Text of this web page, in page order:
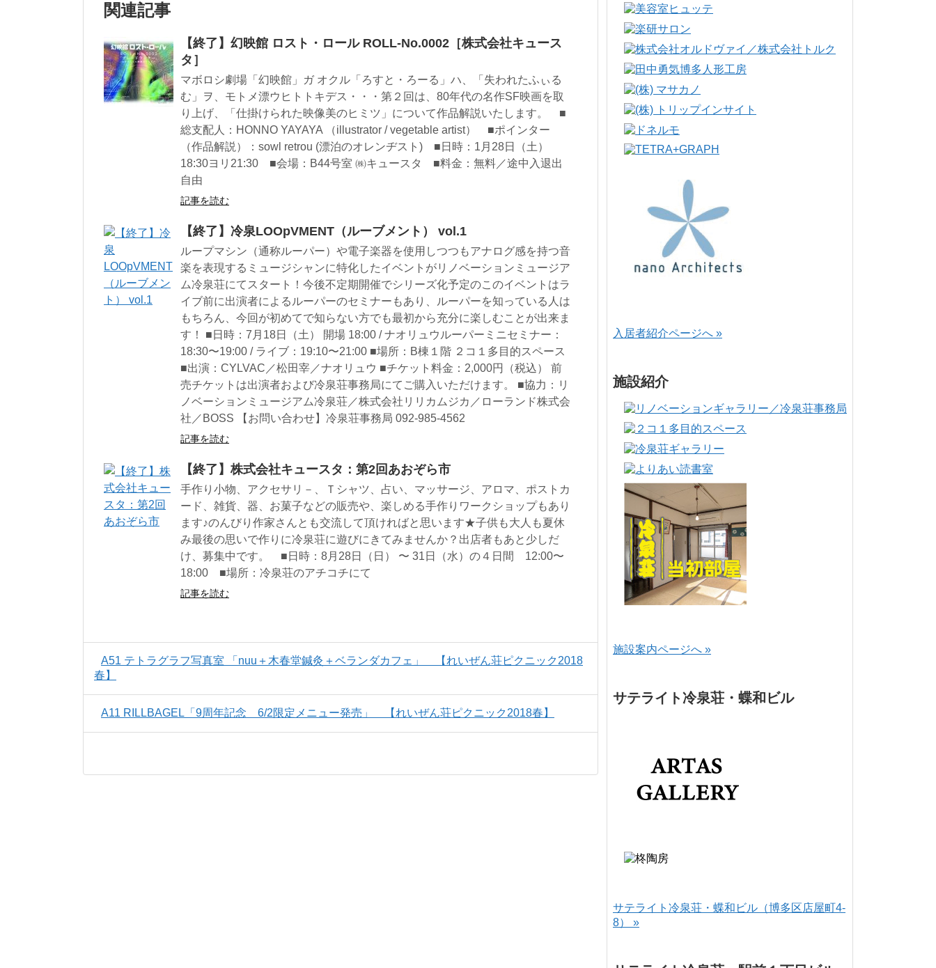
関連記事
【終了】幻映館 ロスト・ロール ROLL-No.0002［株式会社キュース
タ］
マボロシ劇場「幻映館」ガ オクル「ろすと・ろーる」ハ、「失われたふぃる
む」ヲ、モトメ漂ウヒトトキデス・・・第２回は、80年代の名作SF映画を取
り上げ、「仕掛けられた映像美のヒミツ」について作品解説いたします。 ■
総支配人：HONNO YAYAYA （illustrator / vegetable artist） ■ポインター
（作品解説）：sowl retrou (漂泊のオレンヂスト) ■日時：1月28日（土）
18:30ヨリ21:30 ■会場：B44号室 ㈱キュースタ ■料金：無料／途中入退出
自由
記事を読む
【終了】冷泉LOOpVMENT（ルーブメント） vol.1
ループマシン（通称ルーパー）や電子楽器を使用しつつもアナログ感を持つ音
楽を表現するミュージシャンに特化したイベントがリノベーションミュージア
ム冷泉荘にてスタート！今後不定期開催でシリーズ化予定のこのイベントはラ
イブ前に出演者によるルーパーのセミナーもあり、ルーパーを知っている人は
もちろん、今回が初めてで知らない方でも最初から充分に楽しむことが出来ま
す！ ■日時：7月18日（土） 開場 18:00 / ナオリュウルーパーミニセミナー：
18:30〜19:00 / ライブ：19:10〜21:00 ■場所：B棟１階 ２コ１多目的スペース
■出演：CYLVAC／松田宰／ナオリュウ ■チケット料金：2,000円（税込） 前
売チケットは出演者および冷泉荘事務局にてご購入いただけます。 ■協力：リ
ノベーションミュージアム冷泉荘／株式会社リリカムジカ／ローランド株式会
社／BOSS 【お問い合わせ】冷泉荘事務局 092-985-4562
記事を読む
【終了】株式会社キュースタ：第2回あおぞら市
手作り小物、アクセサリ－、Ｔシャツ、占い、マッサージ、アロマ、ポストカ
ード、雑貨、器、お菓子などの販売や、楽しめる手作りワークショップもあり
ます♪のんびり作家さんとも交流して頂ければと思います★子供も大人も夏休
み最後の思いで作りに冷泉荘に遊びにきてみませんか？出店者もあと少しだ
け、募集中です。 ■日時：8月28日（日） 〜 31日（水）の４日間 12:00〜
18:00 ■場所：冷泉荘のアチコチにて
記事を読む
A51 テトラグラフ写真室 「nuu＋木春堂鍼灸＋ベランダカフェ」 【れいぜん荘ピクニック2018
春】
A11 RILLBAGEL「9周年記念 6/2限定メニュー発売」 【れいぜん荘ピクニック2018春】
入居者紹介ページへ »
施設紹介
施設案内ページへ »
サテライト冷泉荘・蝶和ビル
サテライト冷泉荘・蝶和ビル（博多区店屋町4-
8） »